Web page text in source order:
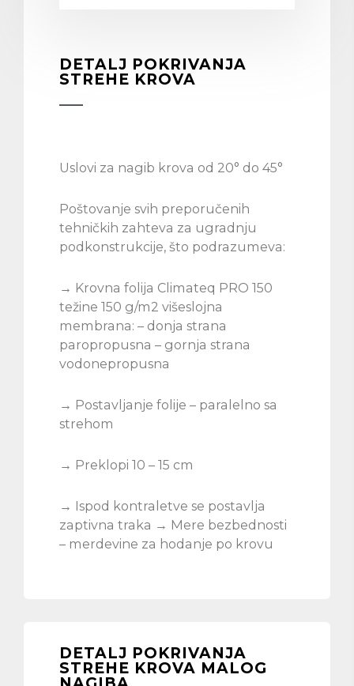
DETALJ POKRIVANJA
STREHE KROVA
Uslovi za nagib krova od 20° do 45°
Poštovanje svih preporučenih
tehničkih zahteva za ugradnju
podkonstrukcije, što podrazumeva:
→ Krovna folija Climateq PRO 150
težine 150 g/m2 višeslojna
membrana: – donja strana
paropropusna – gornja strana
vodonepropusna
→ Postavljanje folije – paralelno sa
strehom
→ Preklopi 10 – 15 cm
→ Ispod kontraletve se postavlja
zaptivna traka → Mere bezbednosti
– merdevine za hodanje po krovu
DETALJ POKRIVANJA
STREHE KROVA MALOG